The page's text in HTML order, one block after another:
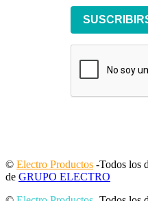
© Electro Productos -Todos los
de GRUPO ELECTRO